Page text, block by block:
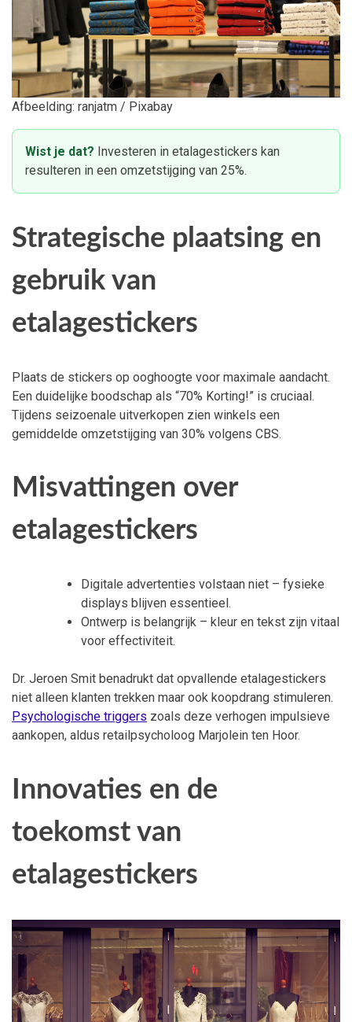
Afbeelding: ranjatm / Pixabay
Wist je dat? Investeren in etalagestickers kan
resulteren in een omzetstijging van 25%.
Strategische plaatsing en
gebruik van
etalagestickers
Plaats de stickers op ooghoogte voor maximale aandacht.
Een duidelijke boodschap als “70% Korting!” is cruciaal.
Tijdens seizoenale uitverkopen zien winkels een
gemiddelde omzetstijging van 30% volgens CBS.
Misvattingen over
etalagestickers
Digitale advertenties volstaan niet – fysieke
displays blijven essentieel.
Ontwerp is belangrijk – kleur en tekst zijn vitaal
voor effectiviteit.
Dr. Jeroen Smit benadrukt dat opvallende etalagestickers
niet alleen klanten trekken maar ook koopdrang stimuleren.
Psychologische triggers zoals deze verhogen impulsieve
aankopen, aldus retailpsycholoog Marjolein ten Hoor.
Innovaties en de
toekomst van
etalagestickers